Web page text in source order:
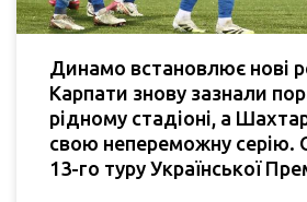
Динамо встановлює нові
Карпати знову зазнали
рідному стадіоні, а
свою непереможну серію.
13-го туру Української